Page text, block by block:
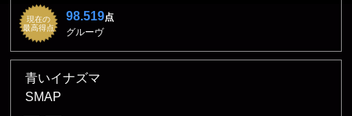
現在の
最高得点
98.519点
グルーヴ
青いイナズマ
SMAP